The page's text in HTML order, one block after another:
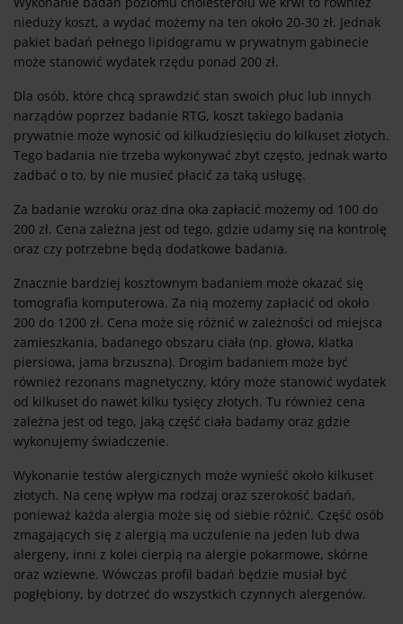
nieduży koszt, a wydać możemy na ten około 20-30 zł. Jednak
pakiet badań pełnego lipidogramu w prywatnym gabinecie
może stanowić wydatek rzędu ponad 200 zł.
Dla osób, które chcą sprawdzić stan swoich płuc lub innych
narządów poprzez badanie RTG, koszt takiego badania
prywatnie może wynosić od kilkudziesięciu do kilkuset złotych.
Tego badania nie trzeba wykonywać zbyt często, jednak warto
zadbać o to, by nie musieć płacić za taką usługę.
Za badanie wzroku oraz dna oka zapłacić możemy od 100 do
200 zł. Cena zależna jest od tego, gdzie udamy się na kontrolę
oraz czy potrzebne będą dodatkowe badania.
Znacznie bardziej kosztownym badaniem może okazać się
tomografia komputerowa. Za nią możemy zapłacić od około
200 do 1200 zł. Cena może się różnić w zależności od miejsca
zamieszkania, badanego obszaru ciała (np. głowa, klatka
piersiowa, jama brzuszna). Drogim badaniem może być
również rezonans magnetyczny, który może stanowić wydatek
od kilkuset do nawet kilku tysięcy złotych. Tu również cena
zależna jest od tego, jaką część ciała badamy oraz gdzie
wykonujemy świadczenie.
Wykonanie testów alergicznych może wynieść około kilkuset
złotych. Na cenę wpływ ma rodzaj oraz szerokość badań,
ponieważ każda alergia może się od siebie różnić. Część osób
zmagających się z alergią ma uczulenie na jeden lub dwa
alergeny, inni z kolei cierpią na alergie pokarmowe, skórne
oraz wziewne. Wówczas profil badań będzie musiał być
pogłębiony, by dotrzeć do wszystkich czynnych alergenów.